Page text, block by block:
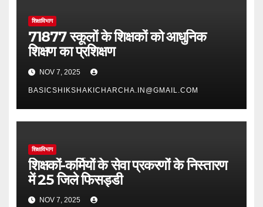
शिक्षाविभाग
71877 स्कूलों के शिक्षकों को आधुनिक
शिक्षण का प्रशिक्षण
NOV 7, 2025
BASICSHIKSHAKICHARCHA.IN@GMAIL.COM
शिक्षाविभाग
शिक्षकों-कर्मियों के सेवा प्रकरणों के निस्तारण
में 25 जिले फिसड्डी
NOV 7, 2025